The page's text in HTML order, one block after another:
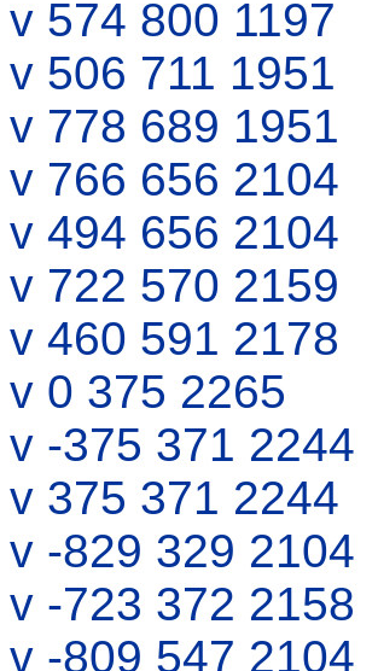
v 574 800 1197
v 506 711 1951
v 778 689 1951
v 766 656 2104
v 494 656 2104
v 722 570 2159
v 460 591 2178
v 0 375 2265
v -375 371 2244
v 375 371 2244
v -829 329 2104
v -723 372 2158
v -809 547 2104